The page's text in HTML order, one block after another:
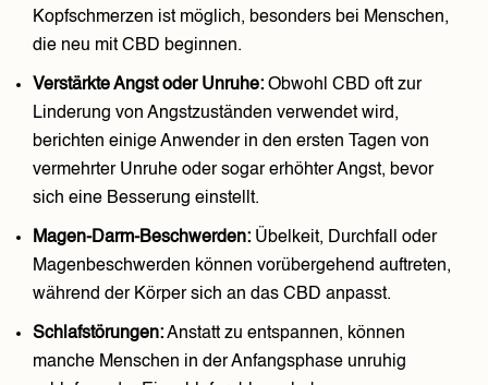
Kopfschmerzen ist möglich, besonders bei Menschen,
die neu mit CBD beginnen.
Verstärkte Angst oder Unruhe: Obwohl CBD oft zur
Linderung von Angstzuständen verwendet wird,
berichten einige Anwender in den ersten Tagen von
vermehrter Unruhe oder sogar erhöhter Angst, bevor
sich eine Besserung einstellt.
Magen-Darm-Beschwerden: Übelkeit, Durchfall oder
Magenbeschwerden können vorübergehend auftreten,
während der Körper sich an das CBD anpasst.
Schlafstörungen:Anstatt zu entspannen, können
manche Menschen in der Anfangsphase unruhig